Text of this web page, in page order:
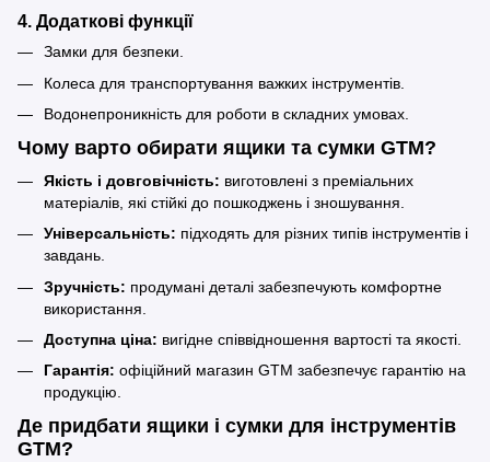
4. Додаткові функції
Замки для безпеки.
Колеса для транспортування важких інструментів.
Водонепроникність для роботи в складних умовах.
Чому варто обирати ящики та сумки GTM?
Якість і довговічність: виготовлені з преміальних
матеріалів, які стійкі до пошкоджень і зношування.
Універсальність: підходять для різних типів інструментів і
завдань.
Зручність: продумані деталі забезпечують комфортне
використання.
Доступна ціна: вигідне співвідношення вартості та якості.
Гарантія: офіційний магазин GTM забезпечує гарантію на
продукцію.
Де придбати ящики і сумки для інструментів
GTM?